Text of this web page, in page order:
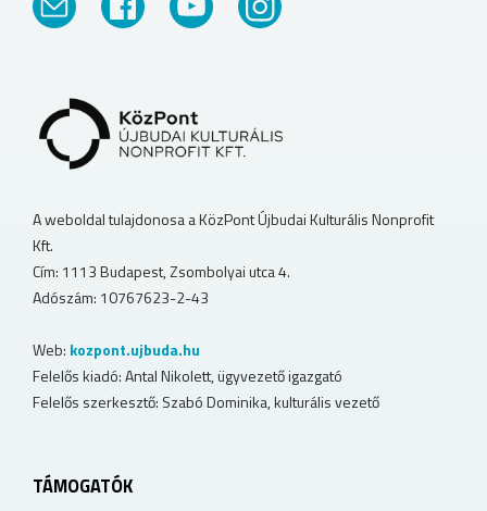
A weboldal tulajdonosa a KözPont Újbudai Kulturális Nonprofit
Kft.
Cím: 1113 Budapest, Zsombolyai utca 4.
Adószám: 10767623-2-43
Web: kozpont.ujbuda.hu
Felelős kiadó: Antal Nikolett, ügyvezető igazgató
Felelős szerkesztő: Szabó Dominika, kulturális vezető
TÁMOGATÓK